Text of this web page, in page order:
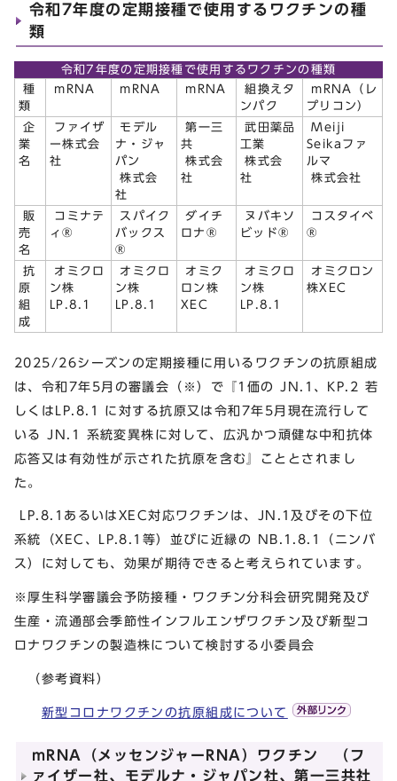
令和7年度の定期接種で使用するワクチンの種
類
令和7年度の定期接種で使用するワクチンの種類
種
類
mRNA mRNA mRNA
組換えタ
ンパク
mRNA（レ
プリコン）
企
業
名
ファイザ
ー株式会
社
モデル
ナ・ジャ
パン
株式会
社
第一三
共
株式会
社
武田薬品
工業
株式会
社
Meiji
Seikaファ
ルマ
株式会社
販
売
名
コミナテ
ィ®
スパイク
バックス
®
ダイチ
ロナ®
ヌバキソ
ビッド®
コスタイベ
®
抗
原
組
成
オミクロ
ン株
LP.8.1
オミクロ
ン株
LP.8.1
オミク
ロン株
XEC
オミクロ
ン株
LP.8.1
オミクロン
株XEC
2025/26シーズンの定期接種に用いるワクチンの抗原組成
は、令和7年5月の審議会（※）で『1価の JN.1、KP.2 若
しくはLP.8.1 に対する抗原又は令和7年5月現在流行して
いる JN.1 系統変異株に対して、広汎かつ頑健な中和抗体
応答又は有効性が示された抗原を含む』こととされまし
た。
LP.8.1あるいはXEC対応ワクチンは、JN.1及びその下位
系統（XEC、LP.8.1等）並びに近縁の NB.1.8.1（ニンバ
ス）に対しても、効果が期待できると考えられています。
※厚生科学審議会予防接種・ワクチン分科会研究開発及び
生産・流通部会季節性インフルエンザワクチン及び新型コ
ロナワクチンの製造株について検討する小委員会
（参考資料）
新型コロナワクチンの抗原組成について
mRNA（メッセンジャーRNA）ワクチン （フ
ァイザー社、モデルナ・ジャパン社、第一三共社